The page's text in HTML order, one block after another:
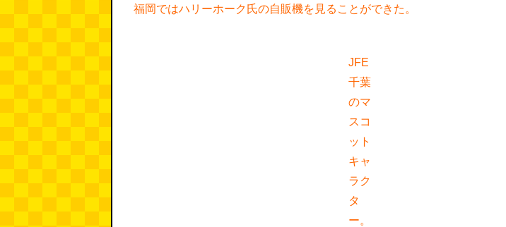
福岡ではハリーホーク氏の自販機を見ることができた。
JFE
千葉
のマ
スコ
ット
キャ
ラク
タ
ー。